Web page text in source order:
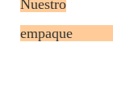
Nuestro